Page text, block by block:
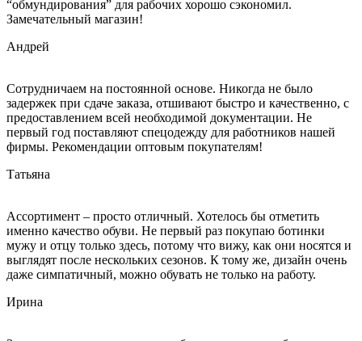
“обмундирования” для рабочих хорошо сэкономил.
Замечательный магазин!
Андрей
Сотрудничаем на постоянной основе. Никогда не было
задержек при сдаче заказа, отшивают быстро и качественно, с
предоставлением всей необходимой документации. Не
первый год поставляют спецодежду для работников нашей
фирмы. Рекомендации оптовым покупателям!
Татьяна
Ассортимент – просто отличный. Хотелось бы отметить
именно качество обуви. Не первый раз покупаю ботинки
мужу и отцу только здесь, потому что вижу, как они носятся и
выглядят после нескольких сезонов. К тому же, дизайн очень
даже симпатичный, можно обувать не только на работу.
Ирина